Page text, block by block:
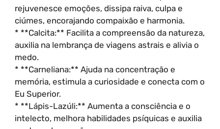
rejuvenesce emoções, dissipa raiva, culpa e
ciúmes, encorajando compaixão e harmonia.
* **Calcita:** Facilita a compreensão da natureza,
auxilia na lembrança de viagens astrais e alivia o
medo.
* **Carneliana:** Ajuda na concentração e
memória, estimula a curiosidade e conecta com o
Eu Superior.
* **Lápis-Lazúli:** Aumenta a consciência e o
intelecto, melhora habilidades psíquicas e auxilia